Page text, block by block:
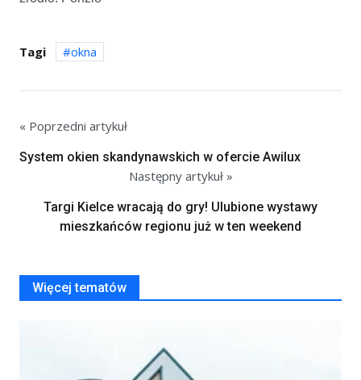
Tagi okna
« Poprzedni artykuł
System okien skandynawskich w ofercie Awilux
Następny artykuł »
Targi Kielce wracają do gry! Ulubione wystawy
mieszkańców regionu już w ten weekend
Więcej tematów